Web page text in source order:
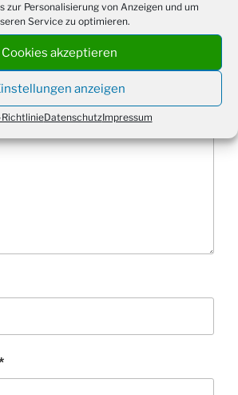
zur Personalisierung von Anzeigen und um
Service zu optimieren.
Cookies akzeptieren
anzeigen
DatenschutzImpressum
wird nicht veröffentlicht.
sind mit*markiert